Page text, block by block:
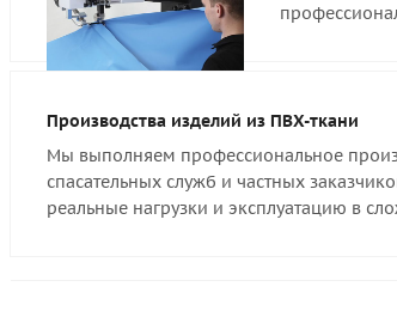
Производства изделий из ПВХ-ткани
Мы выполняем профессиональное
спасательных служб и частных
реальные нагрузки и эксплуатацию в